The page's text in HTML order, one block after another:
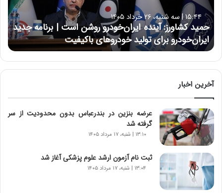
ا
و
ر
ز
:
آ
ی
ن
ه
ا
ی
ر
ا
ن‌
خ
و
د
۱۵:۴۴ | سه شنبه، ۲۶ خرداد ۱۴۰۵
حمید کشاورز: آینده ایران‌خودرو روشن است | برنامه جدید
ایران‌خودرو برای تولید خودروهای باکیفیت
آخرین اخبار
عرضه بنزین در بندرعباس بدون محدودیت از سر
گرفته شد
۱۳:۱۰ | شنبه، ۱۷ مرداد ۱۴۰۵
ثبت نام آزمون ارشد علوم پزشکی آغاز شد
۱۳:۰۴ | شنبه، ۱۷ مرداد ۱۴۰۵